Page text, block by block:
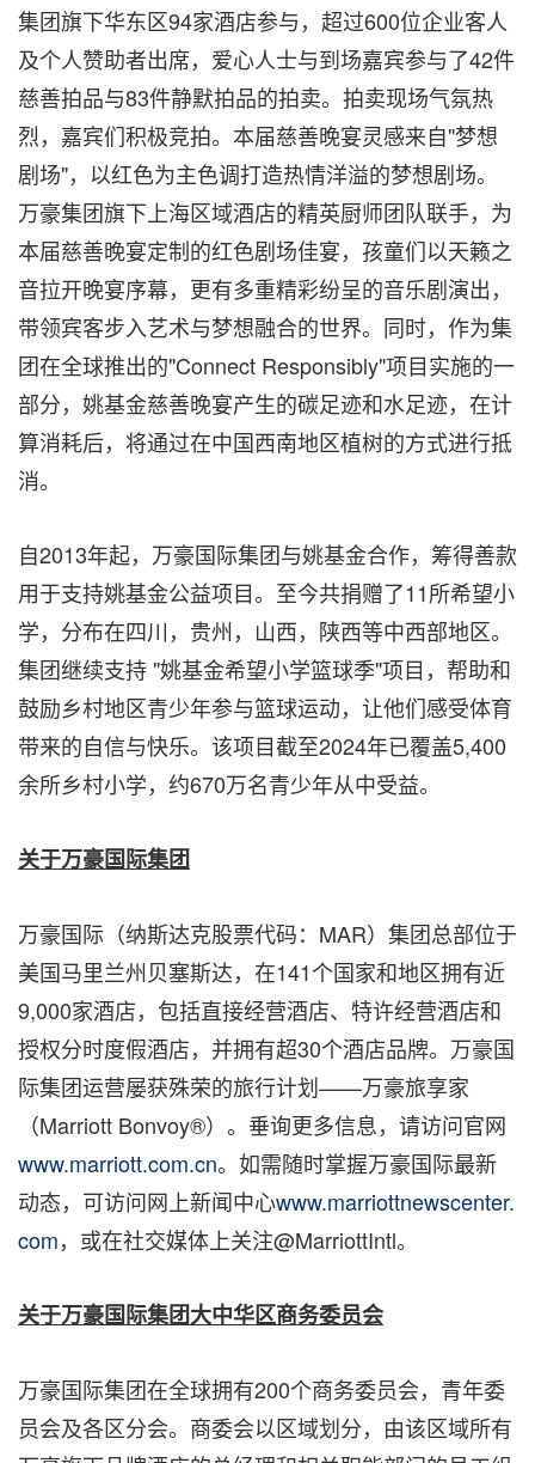
集团旗下华东区94家酒店参与，超过600位企业客人
及个人赞助者出席，爱心人士与到场嘉宾参与了42件
慈善拍品与83件静默拍品的拍卖。拍卖现场气氛热
烈，嘉宾们积极竞拍。本届慈善晚宴灵感来自"梦想
剧场"，以红色为主色调打造热情洋溢的梦想剧场。
万豪集团旗下上海区域酒店的精英厨师团队联手，为
本届慈善晚宴定制的红色剧场佳宴，孩童们以天籁之
音拉开晚宴序幕，更有多重精彩纷呈的音乐剧演出，
带领宾客步入艺术与梦想融合的世界。同时，作为集
团在全球推出的"Connect Responsibly"项目实施的一
部分，姚基金慈善晚宴产生的碳足迹和水足迹，在计
算消耗后，将通过在中国西南地区植树的方式进行抵
消。
自2013年起，万豪国际集团与姚基金合作，筹得善款
用于支持姚基金公益项目。至今共捐赠了11所希望小
学，分布在四川，贵州，山西，陕西等中西部地区。
集团继续支持 "姚基金希望小学篮球季"项目，帮助和
鼓励乡村地区青少年参与篮球运动，让他们感受体育
带来的自信与快乐。该项目截至2024年已覆盖5,400
余所乡村小学，约670万名青少年从中受益。
关于万豪国际集团
万豪国际（纳斯达克股票代码：MAR）集团总部位于
美国马里兰州贝塞斯达，在141个国家和地区拥有近
9,000家酒店，包括直接经营酒店、特许经营酒店和
授权分时度假酒店，并拥有超30个酒店品牌。万豪国
际集团运营屡获殊荣的旅行计划——万豪旅享家
（Marriott Bonvoy®）。垂询更多信息，请访问官网
www.marriott.com.cn。如需随时掌握万豪国际最新
动态，可访问网上新闻中心www.marriottnewscenter.
com，或在社交媒体上关注@MarriottIntl。
关于万豪国际集团大中华区商务委员会
万豪国际集团在全球拥有200个商务委员会，青年委
员会及各区分会。商委会以区域划分，由该区域所有